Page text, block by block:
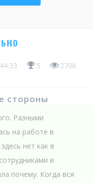
5 2706
стороны
Разными
на работе в
нет как в
и
почему. Когда вся